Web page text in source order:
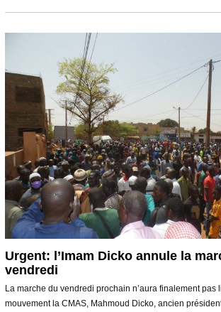
i
0
2
1
Urgent: l’Imam Dicko annule la
vendredi
La marche du vendredi prochain n’aura finalement pas
mouvement la CMAS, Mahmoud Dicko, ancien